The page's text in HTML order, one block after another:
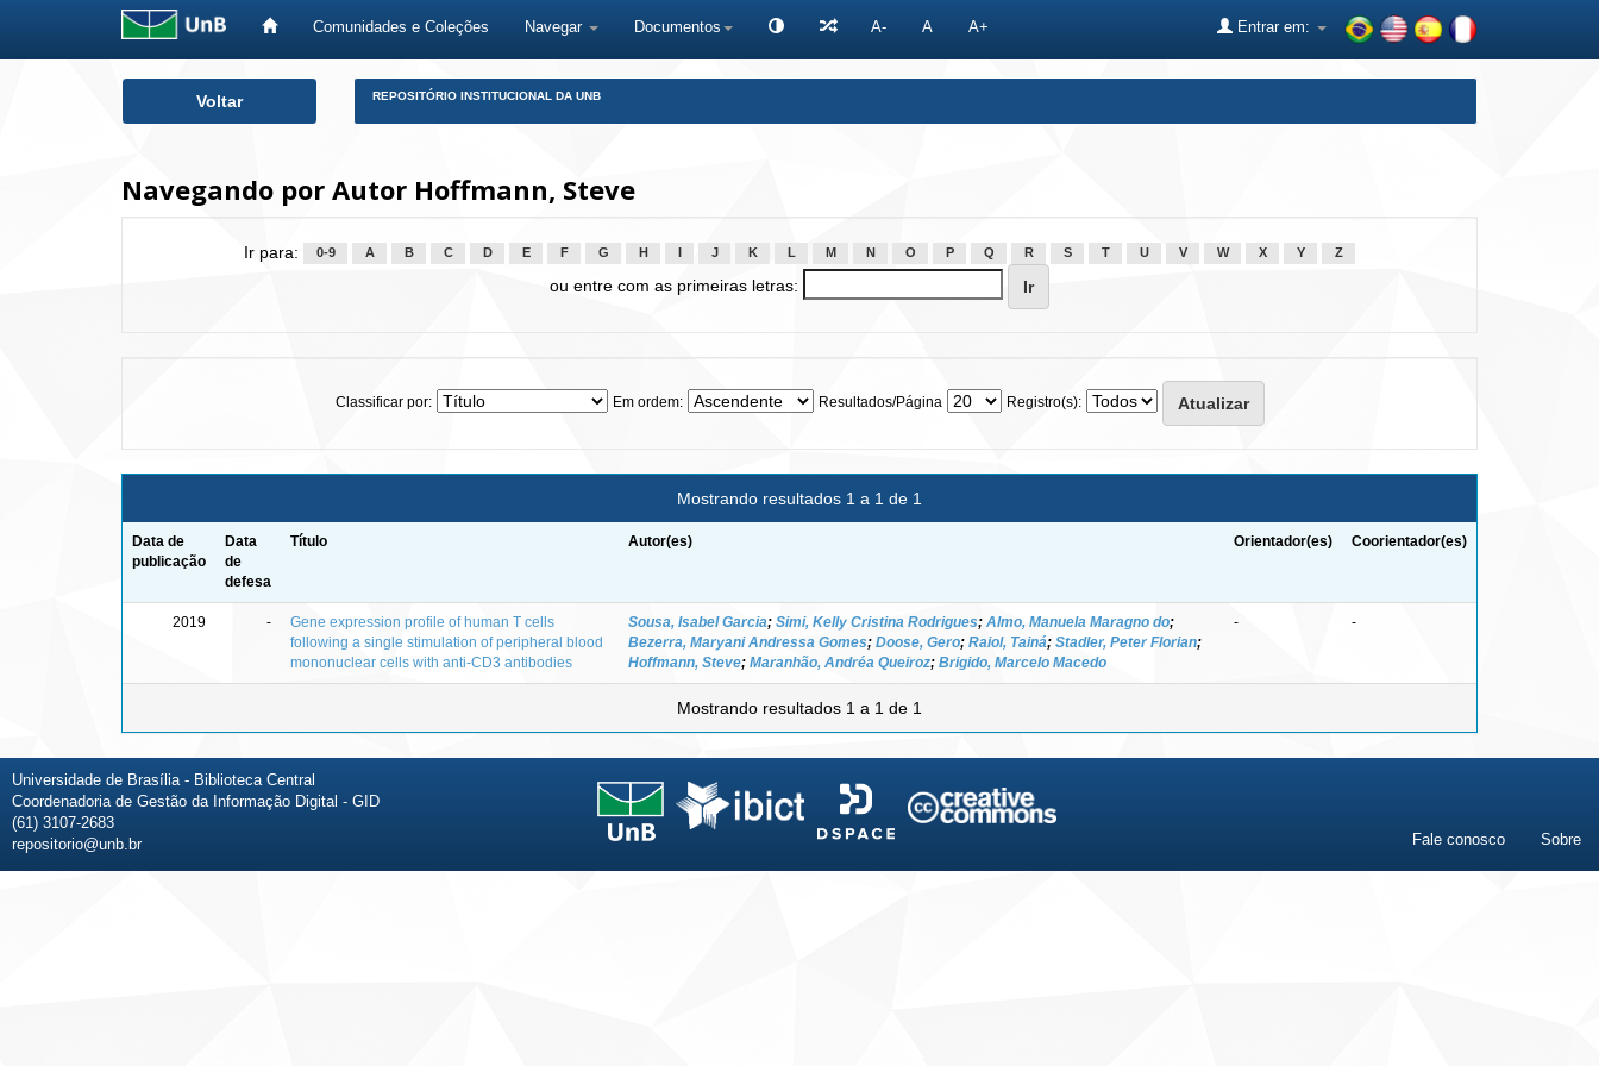
Comunidades e Coleções Navegar Documentos A- A A+ Entrar em:
Voltar REPOSITÓRIO INSTITUCIONAL DA UNB
Navegando por Autor Hoffmann, Steve
Ir para: 0-9 A B C D E F G H J K L M N O P Q R S T U V W X Y Z
ou entre com as primeiras letras:
Classificar por: Em ordem: Resultados/Página Registro(s):
Mostrando resultados 1 a 1 de 1
Data de
publicação
Data
de
defesa
Título Autor(es) Orientador(es) Coorientador(es)
2019 -
Gene expression profile of human T cells
following a single stimulation of peripheral blood
mononuclear cells with anti-CD3 antibodies
Sousa, Isabel Garcia; Simi, Kelly Cristina Rodrigues; Almo, Manuela Maragno do;
Bezerra, Maryani Andressa Gomes; Doose, Gero; Raiol, Tainá; Stadler, Peter Florian;
Hoffmann, Steve; Maranhão, Andréa Queiroz; Brigido, Marcelo Macedo
- -
Mostrando resultados 1 a 1 de 1
Universidade de Brasília - Biblioteca Central
Coordenadoria de Gestão da Informação Digital - GID
(61) 3107-2683
repositorio@unb.br
Fale conosco Sobre